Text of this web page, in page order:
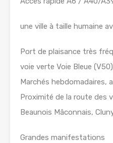
une ville à taille humaine
Port de plaisance très
voie verte Voie Bleue
Marchés hebdomadaires,
Proximité de la route des
Beaunois Mâconnais,
Grandes manifestations